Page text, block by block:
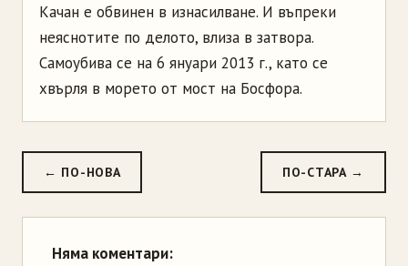
Качан е обвинен в изнасилване. И въпреки
неяснотите по делото, влиза в затвора.
Самоубива се на 6 януари 2013 г., като се
хвърля в морето от мост на Босфора.
← ПО-НОВА ПО-СТАРА →
Няма коментари: